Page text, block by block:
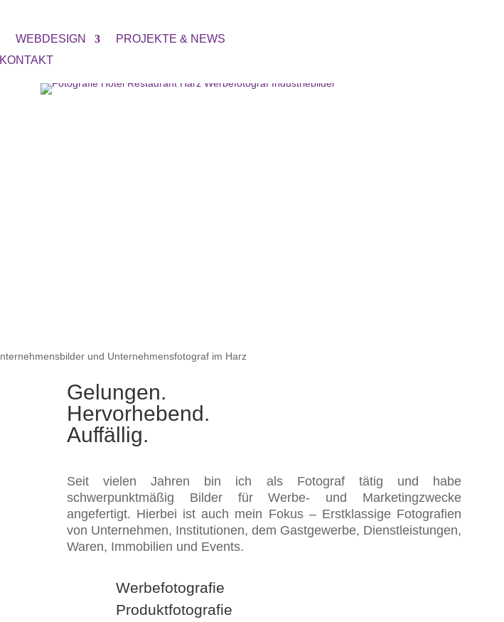
WEBDESIGN
PROJEKTE & NEWS
KONTAKT
Gelungen.
Hervorhebend.
Auffällig.
Seit vielen Jahren bin ich als Fotograf tätig und habe
schwerpunktmäßig Bilder für Werbe- und Marketingzwecke
angefertigt. Hierbei ist auch mein Fokus – Erstklassige Fotografien
von Unternehmen, Institutionen, dem Gastgewerbe, Dienstleistungen,
Waren, Immobilien und Events.
Werbefotografie
Produktfotografie